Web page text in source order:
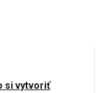
si vytvoriť